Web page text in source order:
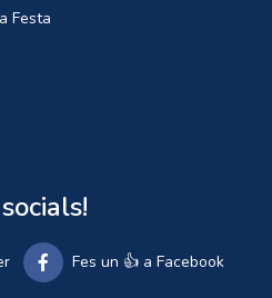
Festa
Fes un 👍 a Facebook